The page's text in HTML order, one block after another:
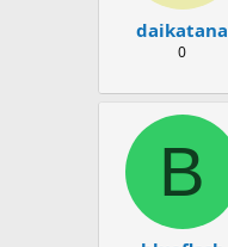
daikatana
0
B